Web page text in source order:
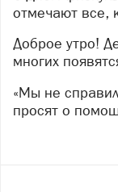
отмечают все,
Доброе утро! День может быть беспокойным, но у
многих
«Мы не справились!» — говорят волонтеры и
просят о